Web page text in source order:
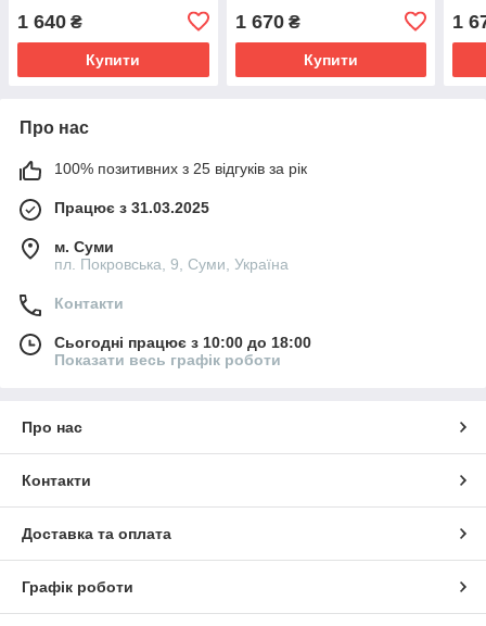
1 640 ₴
Купити
1 670₴
Купити
1
Про нас
100% позитивних з 25 відгуків за рік
Працює з 31.03.2025
м. Суми
пл. Покровська, 9, Суми, Україна
Контакти
Сьогодні працює з 10:00 до 18:00
Показати весь графік роботи
Про нас
Контакти
Доставка та оплата
Графік роботи